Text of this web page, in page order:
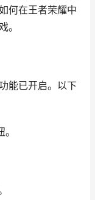
何在王者荣耀中
。
能已开启。以下